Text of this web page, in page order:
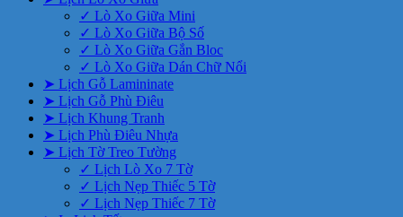
✓ Lò Xo Giữa Mini
✓ Lò Xo Giữa Bộ Số
✓ Lò Xo Giữa Gắn Bloc
✓ Lò Xo Giữa Dán Chữ Nổi
➤ Lịch Gỗ Lamininate
➤ Lịch Gỗ Phù Điêu
➤ Lịch Khung Tranh
➤ Lịch Phù Điêu Nhựa
➤ Lịch Tờ Treo Tường
✓ Lịch Lò Xo 7 Tờ
✓ Lịch Nẹp Thiếc 5 Tờ
✓ Lịch Nẹp Thiếc 7 Tờ